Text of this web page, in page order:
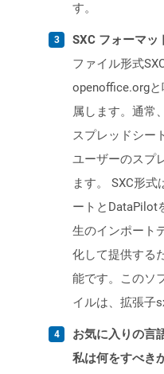
す。
SXC フォーマッ
ファイル形式
openoffice.org
属します。通常
スプレッドシー
ユーザーのスプ
ます。 SXC形
ートとDataPilot
生のインポート
化して提供する
能です。このソ
イルは、拡張子
お気に入りの言
私は何をすべき